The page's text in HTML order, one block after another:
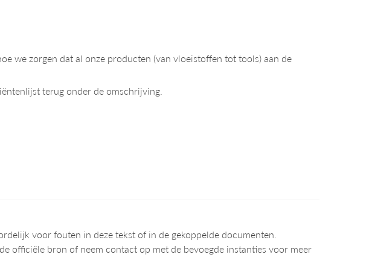
we zorgen dat al onze producten (van vloeistoffen tot tools) aan de
terug onder de omschrijving.
voor fouten in deze tekst of in de gekoppelde documenten.
officiële bron of neem contact op met de bevoegde instanties voor meer